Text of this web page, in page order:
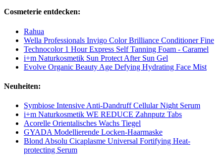
Cosmeterie entdecken:
Rahua
Wella Professionals Invigo Color Brilliance Conditioner Fine
Technocolor 1 Hour Express Self Tanning Foam - Caramel
i+m Naturkosmetik Sun Protect After Sun Gel
Evolve Organic Beauty Age Defying Hydrating Face Mist
Neuheiten:
Symbiose Intensive Anti-Dandruff Cellular Night Serum
i+m Naturkosmetik WE REDUCE Zahnputz Tabs
Acorelle Orientalisches Wachs Tiegel
GYADA Modellierende Locken-Haarmaske
Blond Absolu Cicaplasme Universal Fortifying Heat-
protecting Serum